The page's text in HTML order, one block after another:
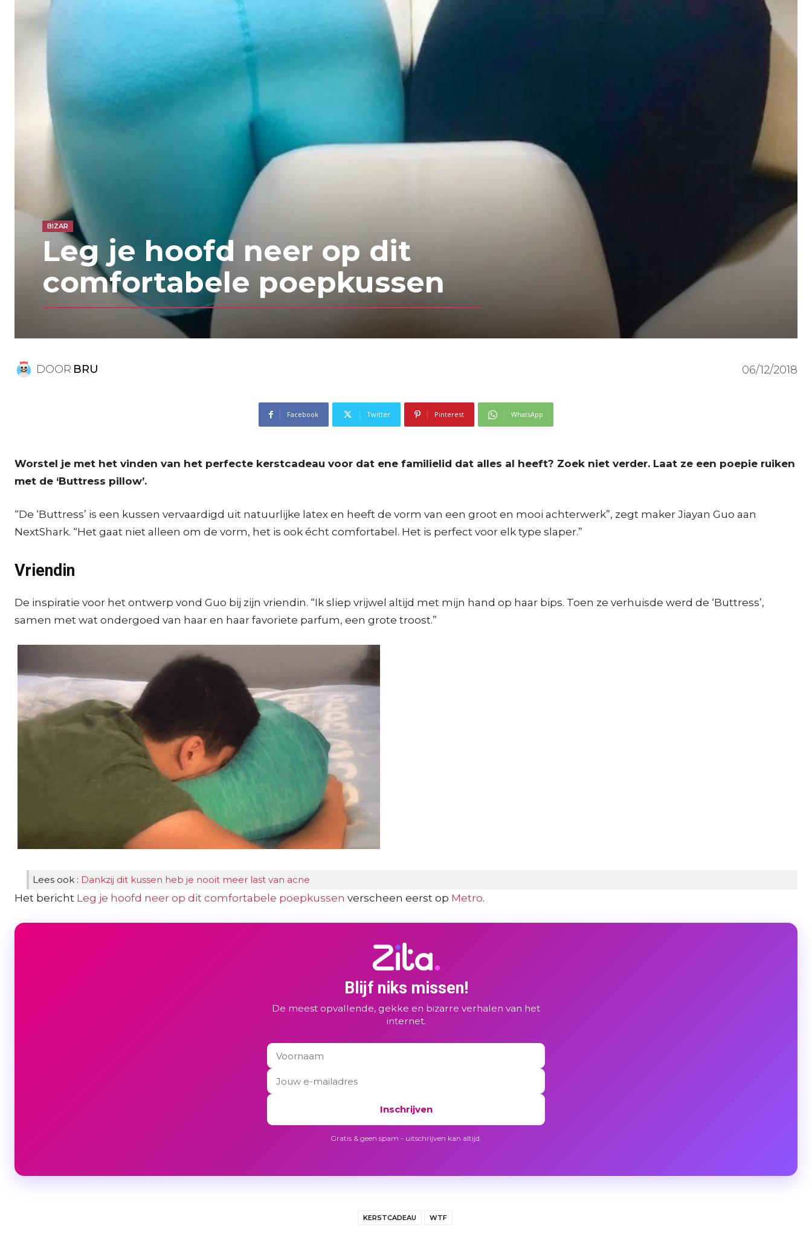
BIZAR
Leg je hoofd neer op dit
comfortabele poepkussen
DOOR BRU 06/12/2018
Facebook Twitter Pinterest WhatsApp
Worstel je met het vinden van het perfecte kerstcadeau voor dat ene familielid dat alles al heeft? Zoek niet verder. Laat ze een poepie ruiken
met de ‘Buttress pillow’.
“De ‘Buttress’ is een kussen vervaardigd uit natuurlijke latex en heeft de vorm van een groot en mooi achterwerk”, zegt maker Jiayan Guo aan
NextShark. “Het gaat niet alleen om de vorm, het is ook écht comfortabel. Het is perfect voor elk type slaper.”
Vriendin
De inspiratie voor het ontwerp vond Guo bij zijn vriendin. “Ik sliep vrijwel altijd met mijn hand op haar bips. Toen ze verhuisde werd de ‘Buttress’,
samen met wat ondergoed van haar en haar favoriete parfum, een grote troost.”
Lees ook : Dankzij dit kussen heb je nooit meer last van acne
Het bericht Leg je hoofd neer op dit comfortabele poepkussen verscheen eerst op Metro.
Blijf niks missen!
De meest opvallende, gekke en bizarre verhalen van het
internet.
Inschrijven
Gratis & geen spam - uitschrijven kan altijd.
KERSTCADEAU WTF